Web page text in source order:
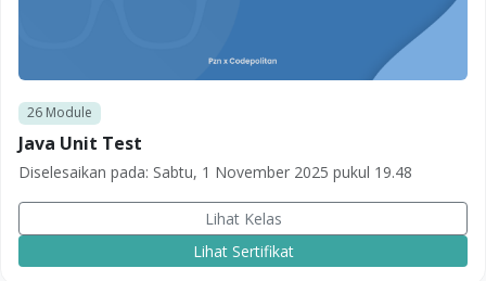
26Module
Java Unit Test
Diselesaikan pada: Sabtu, 1 November 2025 pukul 19.48
Lihat Kelas
Lihat Sertifikat